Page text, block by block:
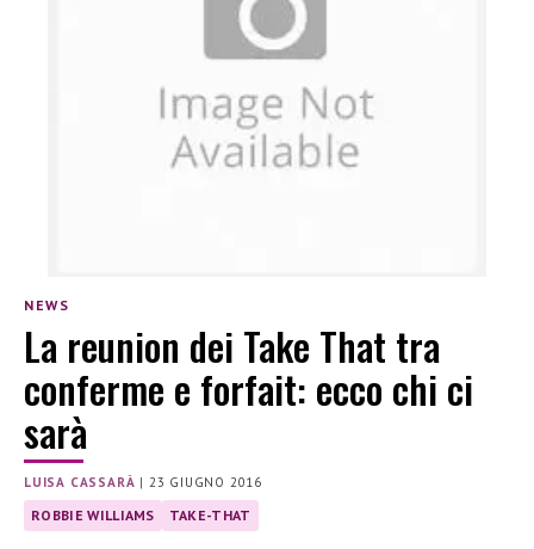
NEWS
La reunion dei Take That tra
conferme e forfait: ecco chi ci
sarà
LUISA CASSARÀ | 23 GIUGNO 2016
ROBBIE WILLIAMS TAKE-THAT